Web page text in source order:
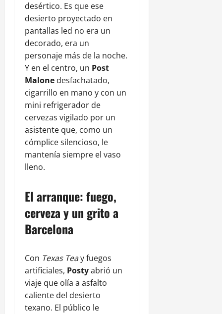
desértico. Es que ese
desierto proyectado en
pantallas led no era un
decorado, era un
personaje más de la noche.
Y en el centro, un Post
Malone desfachatado,
cigarrillo en mano y con un
mini refrigerador de
cervezas vigilado por un
asistente que, como un
cómplice silencioso, le
mantenía siempre el vaso
lleno.
El arranque: fuego,
cerveza y un grito a
Barcelona
Con Texas Teay fuegos
artificiales, Postyabrió un
viaje que olía a asfalto
caliente del desierto
texano. El público le